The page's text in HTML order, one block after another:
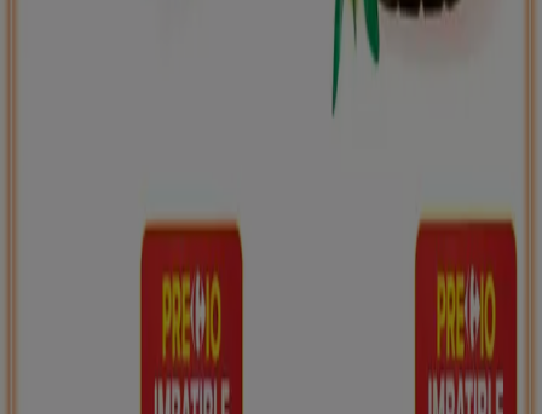
Tiendeo forma parte de Shopfully, la empresa
tecnológica que está reinventando las compras locales
en todo el mundo.